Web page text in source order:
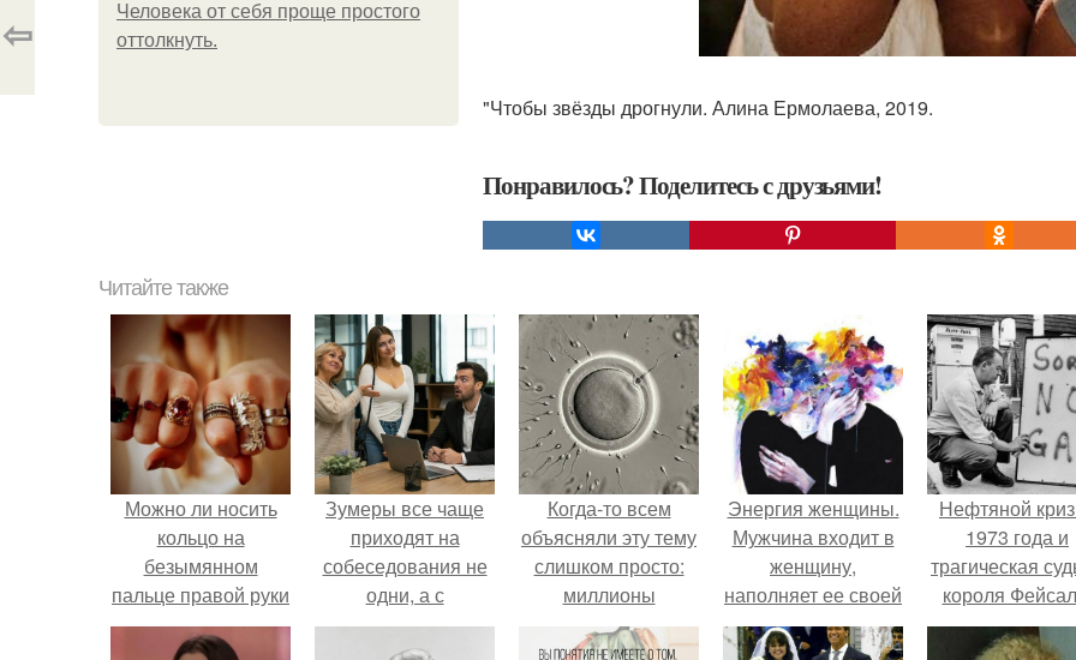
Человека от себя проще простого
оттолкнуть.
"Чтобы звёзды дрогнули. Алина Ермолаева, 2019.
Понравилось? Поделитесь с друзьями!
⇦
Читайте также
Можно ли носить
кольцо на
безымянном
пальце правой руки
незамужней
девушке
Зумеры все чаще
приходят на
собеседования не
одни, а с
родителями,
жалуются эйчары.
Когда-то всем
объясняли эту тему
слишком просто:
миллионы
сперматозоидов
бегут к цели, а
Энергия женщины.
Мужчина входит в
женщину,
наполняет ее своей
сексуальной
энергией, чтобы
Нефтяной
1973 года и
трагическая
короля